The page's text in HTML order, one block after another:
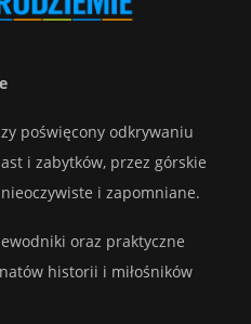
poświęcony odkrywaniu
i zabytków, przez górskie
i zapomniane.
oraz praktyczne
historii i miłośników